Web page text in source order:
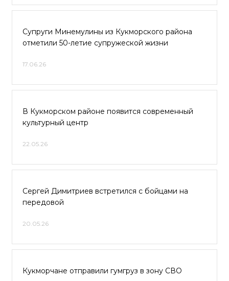
Супруги Минемулины из Кукморского района
отметили 50-летие супружеской жизни
17.06.26
В Кукморском районе появится современный
культурный центр
22.05.26
Сергей Димитриев встретился с бойцами на
передовой
20.05.26
Кукморчане отправили гумгруз в зону СВО